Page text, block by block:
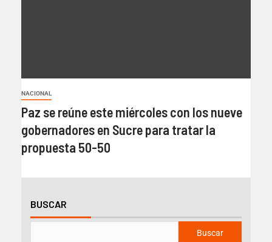
NACIONAL
Paz se reúne este miércoles con los nueve
gobernadores en Sucre para tratar la
propuesta 50-50
BUSCAR
Buscar